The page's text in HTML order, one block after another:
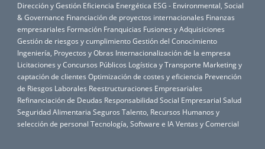
Dirección y Gestión Eficiencia Energética ESG - Environmental, Social
& Governance Financiación de proyectos internacionales Finanzas
empresariales Formación Franquicias Fusiones y Adquisiciones
Gestión de riesgos y cumplimientoGestión del Conocimiento
Ingeniería, Proyectos y Obras Internacionalización de la empresa
Licitaciones y Concursos Públicos Logística y Transporte Marketing y
captación de clientes Optimización de costes y eficiencia Prevención
de Riesgos Laborales Reestructuraciones Empresariales
Refinanciación de Deudas Responsabilidad Social Empresarial Salud
Seguridad Alimentaria Seguros Talento, Recursos Humanos y
selección de personal Tecnología, Software e IA Ventas y Comercial